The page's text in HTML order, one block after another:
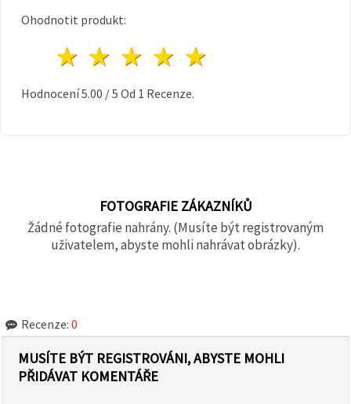
Ohodnotit produkt:
4 hvězdy
3 hvězdy
2 hvězdy
1 hvězda
Hodnocení5.00 /5 Od 1 Recenze.
FOTOGRAFIE ZÁKAZNÍKŮ
Žádné fotografie nahrány. (Musíte být registrovaným
uživatelem, abyste mohli nahrávat obrázky).
Recenze: 0
MUSÍTE BÝT REGISTROVÁNI, ABYSTE MOHLI
PŘIDÁVAT KOMENTÁŘE